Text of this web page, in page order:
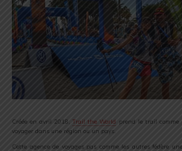
Créée en avril 2018,Trail the World prend le trail comme
voyager dans une région ou un pays.
Cette agence de voyages pas comme les autres fédère